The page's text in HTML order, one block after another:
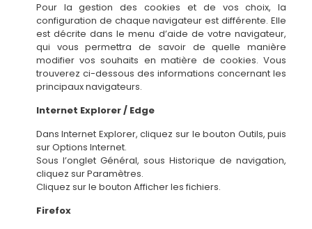
Pour la gestion des cookies et de vos choix, la
configuration de chaque navigateur est différente. Elle
est décrite dans le menu d’aide de votre navigateur,
qui vous permettra de savoir de quelle manière
modifier vos souhaits en matière de cookies. Vous
trouverez ci-dessous des informations concernant les
principaux navigateurs.
Internet Explorer / Edge
Dans Internet Explorer, cliquez sur le bouton Outils, puis
sur Options Internet.
Sous l’onglet Général, sous Historique de navigation,
cliquez sur Paramètres.
Cliquez sur le bouton Afficher les fichiers.
Firefox